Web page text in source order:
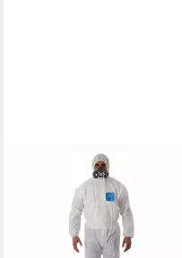
Arbeitsoverall Ansell
Schutzoverall AlphaTec® 1500
Plus Größe S - 1500-WH